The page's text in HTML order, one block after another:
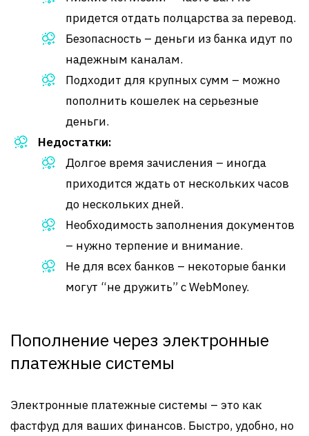
придется отдать полцарства за перевод.
Безопасность – деньги из банка идут по
надежным каналам.
Подходит для крупных сумм – можно
пополнить кошелек на серьезные
деньги.
Недостатки:
Долгое время зачисления – иногда
приходится ждать от нескольких часов
до нескольких дней.
Необходимость заполнения документов
– нужно терпение и внимание.
Не для всех банков – некоторые банки
могут “не дружить” с WebMoney.
Пополнение через электронные
платежные системы
Электронные платежные системы – это как
фастфуд для ваших финансов. Быстро, удобно, но